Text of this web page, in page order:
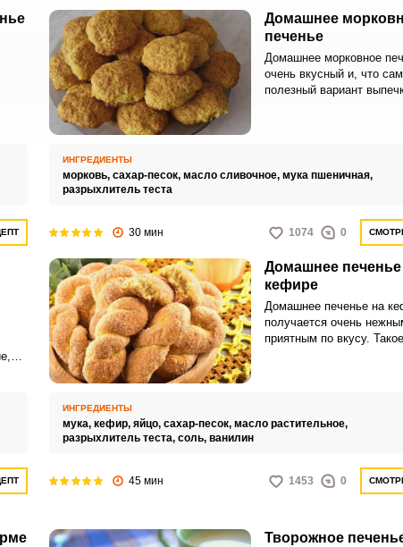
Домашнее
печенье
Домашнее морковное
очень вкусный и, что
полезный вариант
моркови, в которой
ИНГРЕДИЕНТЫ
морковь, сахар-песок, масло сливочное, мука пшеничная,
разрыхлитель теста
30 мин 1074 0
Домашнее печенье
кефире
Домашнее печенье на
получается очень
приятным по вкусу.
ИНГРЕДИЕНТЫ
мука, кефир, яйцо, сахар-песок, масло растительное,
разрыхлитель теста, соль, ванилин
45 мин 1453 0
Творожное